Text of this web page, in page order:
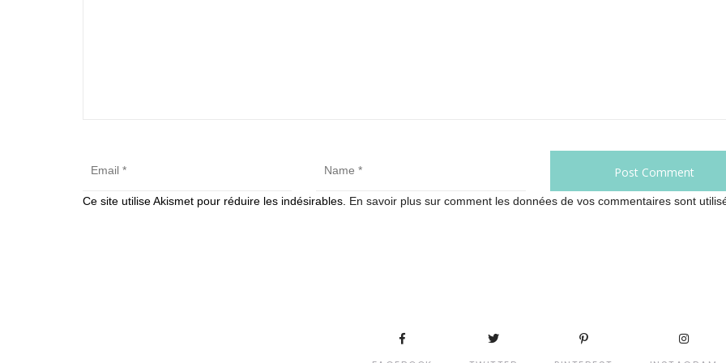
Ce site utilise Akismet pour réduire les indésirables. En savoir plus sur comment les données de vos commentaires sont